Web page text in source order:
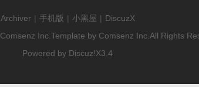
Archiver | 手机版 | 小黑屋 | DiscuzX
Comsenz Inc. Template by Comsenz Inc. All Rights
Powered by Discuz!X3.4